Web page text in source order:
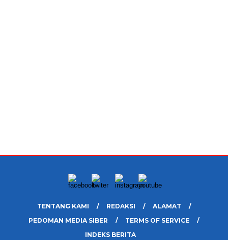
TENTANG KAMI REDAKSI
ALAMAT
PEDOMAN MEDIA SIBER
TERMS OF SERVICE
INDEKS BERITA